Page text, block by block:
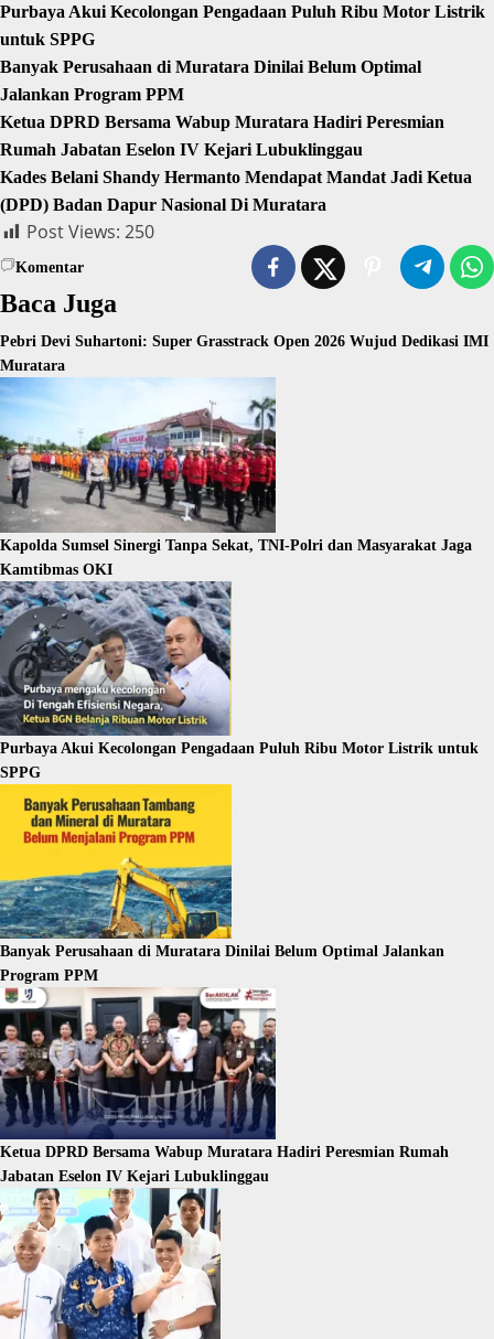
Purbaya Akui Kecolongan Pengadaan Puluh Ribu Motor Listrik
untuk SPPG
Banyak Perusahaan di Muratara Dinilai Belum Optimal
Jalankan Program PPM
Ketua DPRD Bersama Wabup Muratara Hadiri Peresmian
Rumah Jabatan Eselon IV Kejari Lubuklinggau
Kades Belani Shandy Hermanto Mendapat Mandat Jadi Ketua
(DPD) Badan Dapur Nasional Di Muratara
Post Views: 250
Komentar
Baca Juga
Pebri Devi Suhartoni: Super Grasstrack Open 2026 Wujud Dedikasi IMI
Muratara
Kapolda Sumsel Sinergi Tanpa Sekat, TNI-Polri dan Masyarakat Jaga
Kamtibmas OKI
Purbaya Akui Kecolongan Pengadaan Puluh Ribu Motor Listrik untuk
SPPG
Banyak Perusahaan di Muratara Dinilai Belum Optimal Jalankan
Program PPM
Ketua DPRD Bersama Wabup Muratara Hadiri Peresmian Rumah
Jabatan Eselon IV Kejari Lubuklinggau